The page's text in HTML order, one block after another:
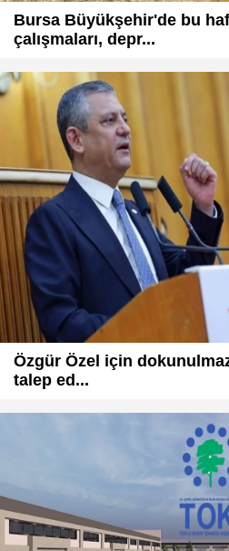
Bursa Büyükşehir'de bu
çalışmaları, depr...
Özgür Özel için
talep ed...